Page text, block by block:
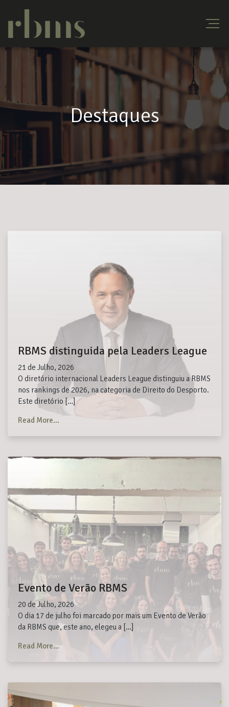
Destaques
RBMS distinguida pela Leaders League
21 de Julho, 2026
O diretório internacional Leaders League distinguiu a RBMS
nos rankings de 2026, na categoria de Direito do Desporto.
Este diretório […]
Read More…
Evento de Verão RBMS
20 de Julho, 2026
O dia 17 de julho foi marcado por mais um Evento de Verão
da RBMS que, este ano, elegeu a […]
Read More…